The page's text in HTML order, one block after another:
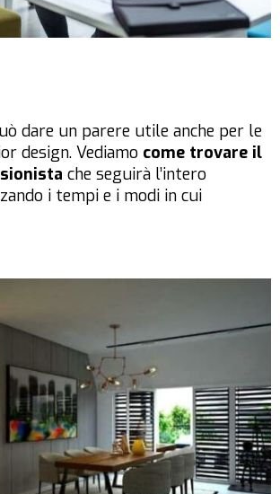
dare un parere utile anche per le
design. Vediamo come trovare il
che seguirà l’intero
i tempi e i modi in cui